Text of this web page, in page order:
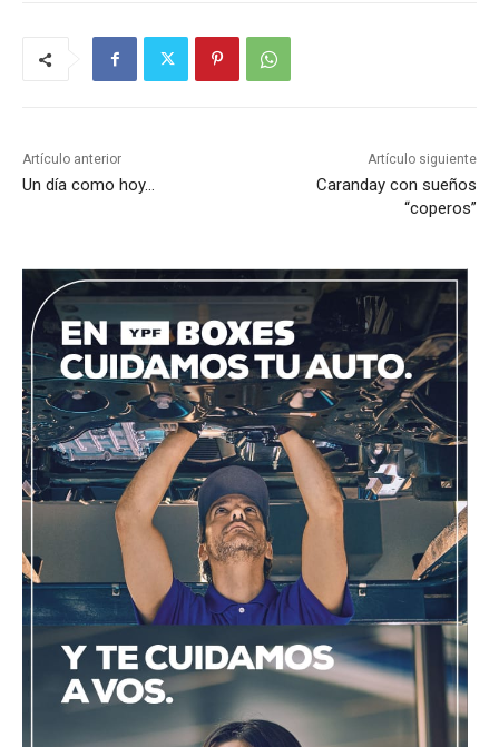
Artículo anterior
Un día como hoy…
Artículo siguiente
Caranday con sueños
“coperos”